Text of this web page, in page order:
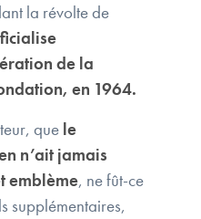
la révolte de
de la
en 1964.
que le
n’ait jamais
emblème, ne fût-ce
supplémentaires,